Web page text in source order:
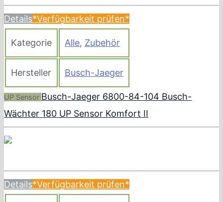
Details*Verfügbarkeit prüfen*
Kategorie Alle, Zubehör
Hersteller Busch-Jaeger
UP Sensor Busch-Jaeger 6800-84-104 Busch-
Wächter 180 UP Sensor Komfort II
Details*Verfügbarkeit prüfen*